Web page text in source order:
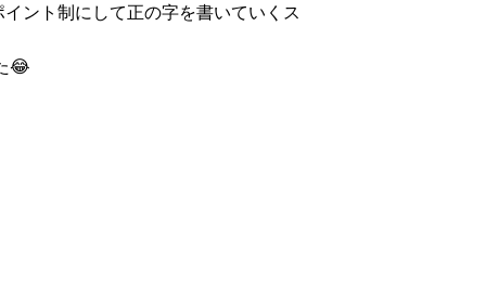
ント制にして正の字を書いていくス
😂